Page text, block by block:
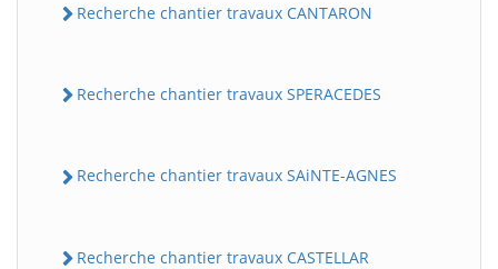
Recherche chantier travaux CANTARON
Recherche chantier travaux SPERACEDES
Recherche chantier travaux SAiNTE-AGNES
Recherche chantier travaux CASTELLAR
BatiWebPro